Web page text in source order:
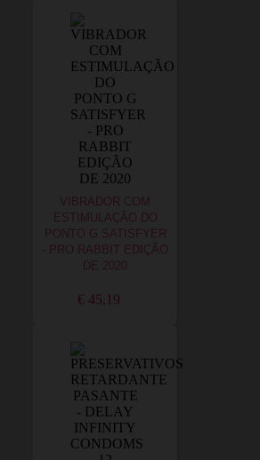
VIBRADOR COM
ESTIMULAÇÃO DO
PONTO G SATISFYER
- PRO RABBIT EDIÇÃO
DE 2020
€ 45,19